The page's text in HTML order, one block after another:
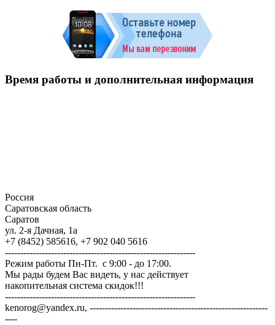
Время работы и дополнительная информация
Россия
Саратовская область
Саратов
ул. 2-я Дачная, 1а
+7 (8452) 585616, +7 902 040 5616
--------------------------------------------------------------
Режим работы Пн-Пт. с 9:00 - до 17:00.
Мы рады будем Вас видеть, у нас действует
накопительная система скидок!!!
--------------------------------------------------------------
kenorog@yandex.ru, ----------------------------------------------------------
----